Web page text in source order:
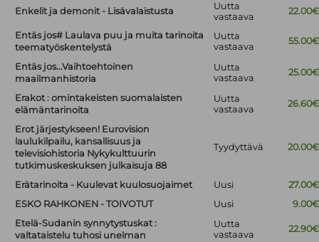
Enkelit ja demonit - Lisävalaistusta
Uutta
vastaava
22.00€
Entäs jos# Laulava puu ja muita tarinoita
teematyöskentelystä
Uutta
vastaava
55.00€
Entäs jos…Vaihtoehtoinen
maailmanhistoria
Uutta
vastaava
25.00€
Erakot : omintakeisten suomalaisten
elämäntarinoita
Uutta
vastaava
26.60€
Erot järjestykseen! Eurovision
laulukilpailu, kansallisuus ja
televisiohistoria Nykykulttuurin
tutkimuskeskuksen julkaisuja 88
Tyydyttävä 20.00€
Erätarinoita - Kuulevat kuulosuojaimet Uusi
27.00€
ESKO RAHKONEN - TOIVOTUT
Uusi
9.00€
Etelä-Sudanin synnytystuskat :
valtataistelu tuhosi unelman
Uutta
vastaava
22.90€